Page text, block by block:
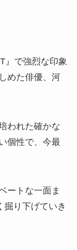
』で強烈な印象
めた俳優、河
われた確かな
個性で、今最
ートな一面ま
掘り下げていき